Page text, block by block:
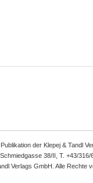
der Klepej & Tandl
38/II, T. +43/316/
Verlags GmbH. Alle Rechte